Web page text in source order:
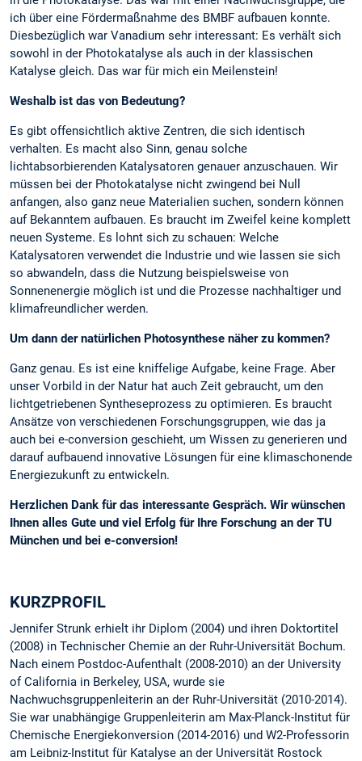
ich über eine Fördermaßnahme des BMBF aufbauen konnte.
Diesbezüglich war Vanadium sehr interessant: Es verhält sich
sowohl in der Photokatalyse als auch in der klassischen
Katalyse gleich. Das war für mich ein Meilenstein!
Weshalb ist das von Bedeutung?
Es gibt offensichtlich aktive Zentren, die sich identisch
verhalten. Es macht also Sinn, genau solche
lichtabsorbierenden Katalysatoren genauer anzuschauen. Wir
müssen bei der Photokatalyse nicht zwingend bei Null
anfangen, also ganz neue Materialien suchen, sondern können
auf Bekanntem aufbauen. Es braucht im Zweifel keine komplett
neuen Systeme. Es lohnt sich zu schauen: Welche
Katalysatoren verwendet die Industrie und wie lassen sie sich
so abwandeln, dass die Nutzung beispielsweise von
Sonnenenergie möglich ist und die Prozesse nachhaltiger und
klimafreundlicher werden.
Um dann der natürlichen Photosynthese näher zu kommen?
Ganz genau. Es ist eine kniffelige Aufgabe, keine Frage. Aber
unser Vorbild in der Natur hat auch Zeit gebraucht, um den
lichtgetriebenen Syntheseprozess zu optimieren. Es braucht
Ansätze von verschiedenen Forschungsgruppen, wie das ja
auch bei e-conversion geschieht, um Wissen zu generieren und
darauf aufbauend innovative Lösungen für eine klimaschonende
Energiezukunft zu entwickeln.
Herzlichen Dank für das interessante Gespräch. Wir wünschen
Ihnen alles Gute und viel Erfolg für Ihre Forschung an der TU
München und bei e-conversion!
KURZPROFIL
Jennifer Strunk erhielt ihr Diplom (2004) und ihren Doktortitel
(2008) in Technischer Chemie an der Ruhr-Universität Bochum.
Nach einem Postdoc-Aufenthalt (2008-2010) an der University
of California in Berkeley, USA, wurde sie
Nachwuchsgruppenleiterin an der Ruhr-Universität (2010-2014).
Sie war unabhängige Gruppenleiterin am Max-Planck-Institut für
Chemische Energiekonversion (2014-2016) und W2-Professorin
am Leibniz-Institut für Katalyse an der Universität Rostock